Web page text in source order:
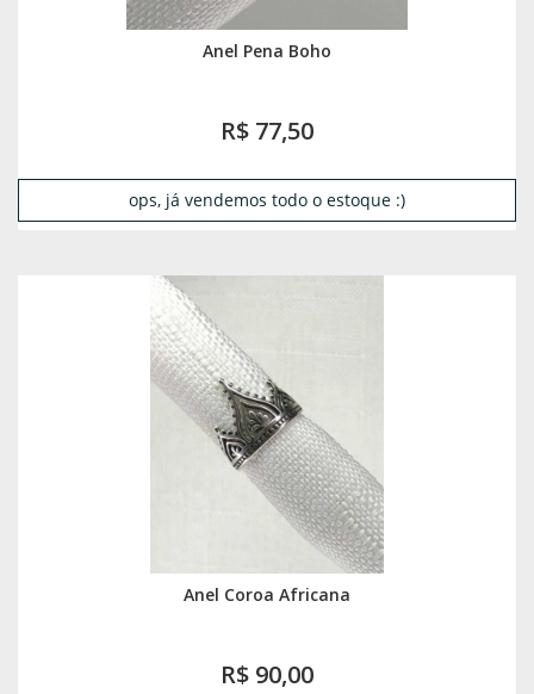
Anel Pena Boho
R$ 77,50
ops, já vendemos todo o estoque :)
Anel Coroa Africana
R$ 90,00